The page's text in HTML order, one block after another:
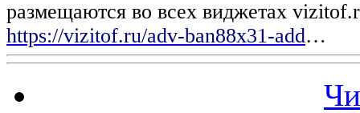
размещаются во всех виджетах
https://vizitof.ru/adv-ban88x31-add…